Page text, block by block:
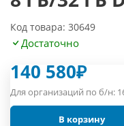
Код товара: 30649
Достаточно
140 580₽
Для организаций по б/н:
В корзину